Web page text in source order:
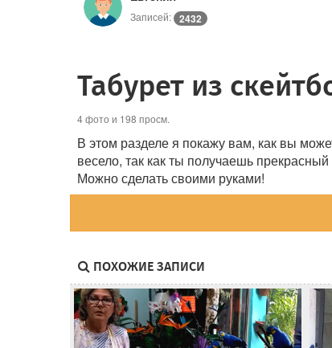
Записей: 2432
Табурет из
4 фото и 198 просм.
В этом разделе я покажу вам, как вы
весело, так как ты получаешь прекрасный
Можно сделать своими руками!
ПОХОЖИЕ ЗАПИСИ